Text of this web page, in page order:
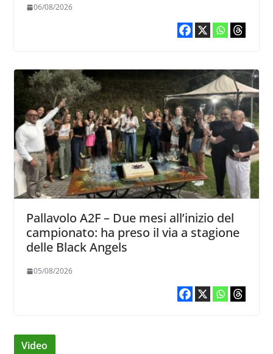
06/08/2026
Pallavolo A2F – Due mesi all’inizio del
campionato: ha preso il via a stagione
delle Black Angels
05/08/2026
Video